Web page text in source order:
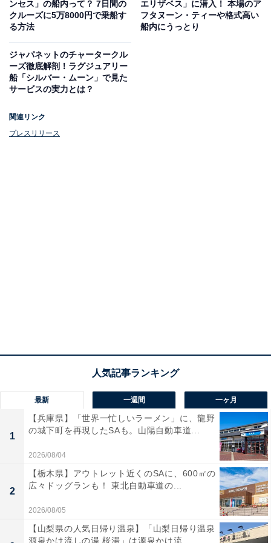
タリティを楽しむラグジュアリーなクルーズ船です。
子ども向けのアクティビティはありません。（※夏休み
など期間限定で子ども向けのサービスやイベントなどは
実施されます）
そんな中、今回はファミリーにも絶大な人気を誇る「デ
ィズニークルーズ」が、日本船籍で運航を発表。日本に
日本船籍だから、短い休みでもクルーズ旅行が可
能！
ここ数年、ファミリーに人気なのが外国客船のクルー
ズ。中でも10万トン超の大型客船は、お子さまから大人
まで楽しめるエンターテインメントが充実。しかも1泊
当たり1万円代～と利用しやすい価格から乗船できると
あって人気です。
ンセス」の船内って？ 7日間の
クルーズに5万8000円で乗船す
る方法
エリザベス」に潜入！ 本場のア
フタヌーン・ティーや格式高い
船内にうっとり
ジャパネットのチャータークル
ーズ徹底解剖！ラグジュアリー
船「シルバー・ムーン」で見た
サービスの実力とは？
関連リンク
プレスリリース
最新 一週間 一ヶ月
1
【兵庫県】「世界一忙しいラーメン」に、龍野
の城下町を再現したSAも。山陽自動車道...
2026/08/04
2
【栃木県】アウトレット近くのSAに、600㎡の
広々ドッグランも！ 東北自動車道の...
2026/08/05
【山梨県の人気日帰り温泉】「山梨日帰り温泉
源泉かけ流しの湯 桜湯」は源泉かけ流...